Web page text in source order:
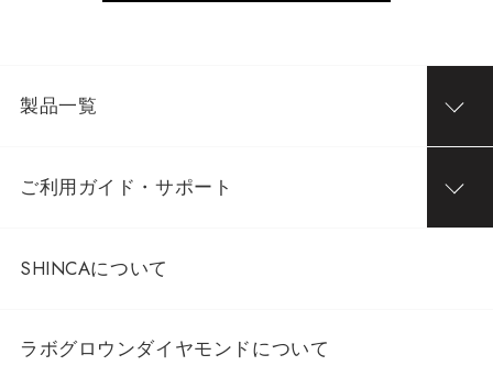
製品一覧
ご利用ガイド・サポート
SHINCAについて
ラボグロウンダイヤモンドについて